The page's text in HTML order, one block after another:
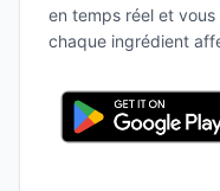
en temps réel et
chaque ingrédient